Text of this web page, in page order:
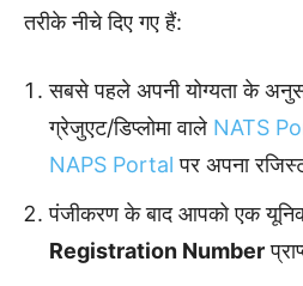
तरीके नीचे दिए गए हैं:
सबसे पहले अपनी योग्यता के
ग्रेजुएट/डिप्लोमा वाले NATS
NAPS Portal पर अपना
पंजीकरण के बाद आपको एक
Registration Number